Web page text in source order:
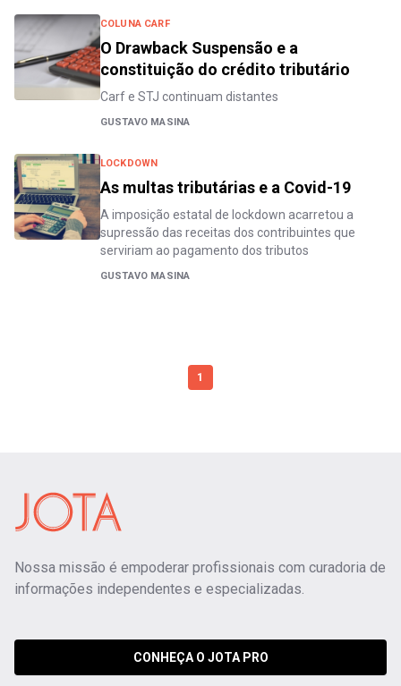
COLUNA CARF
O Drawback Suspensão e a
constituição do crédito tributário
Carf e STJ continuam distantes
GUSTAVO MASINA
LOCKDOWN
As multas tributárias e a Covid-19
A imposição estatal de lockdown acarretou a
supressão das receitas dos contribuintes que
serviriam ao pagamento dos tributos
GUSTAVO MASINA
1
Nossa missão é empoderar profissionais com curadoria de
informações independentes e especializadas.
CONHEÇA O JOTA PRO